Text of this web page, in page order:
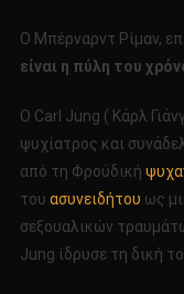
Ο Μπέρναρντ Ρίμαν,
είναι η πύλη του
Ο Carl Jung ( Κάρλ
ψυχίατρος και
από τη Φροϋδική
του ασυνειδήτου ως
σεξουαλικών
Jung ίδρυσε τη δική